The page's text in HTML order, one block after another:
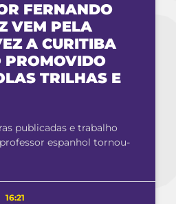
FERNANDO
VEM PELA
A CURITIBA
PROMOVIDO
TRILHAS E
publicadas e trabalho
espanhol tornou-
16:21